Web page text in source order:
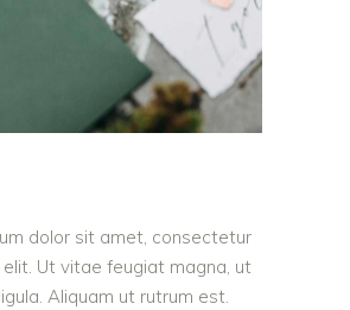
dolor sit amet, consectetur
elit. Ut vitae feugiat magna, ut
Aliquam ut rutrum est.